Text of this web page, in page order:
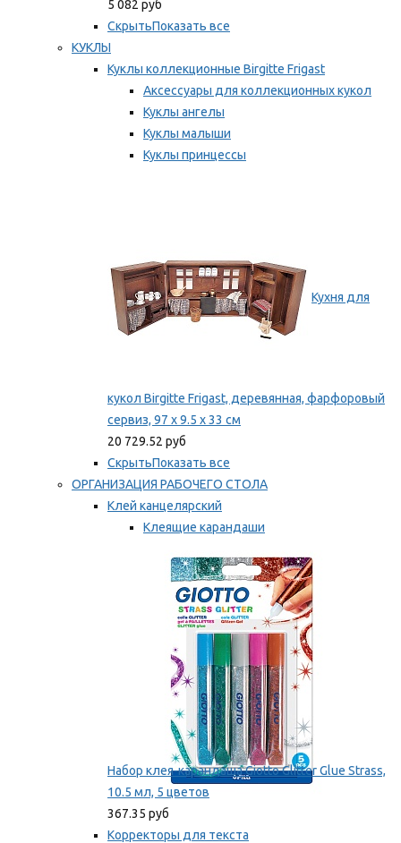
5 082 руб
СкрытьПоказать все
КУКЛЫ
Куклы коллекционные Birgitte Frigast
Аксессуары для коллекционных кукол
Куклы ангелы
Куклы малыши
Куклы принцессы
Кухня для
кукол Birgitte Frigast, деревянная, фарфоровый
сервиз, 97 x 9.5 x 33 см
20 729.52 руб
СкрытьПоказать все
ОРГАНИЗАЦИЯ РАБОЧЕГО СТОЛА
Клей канцелярский
Клеящие карандаши
Мы рекомендуем
Набор клея-карандаша Giotto Glitter Glue Strass,
10.5 мл, 5 цветов
367.35 руб
Корректоры для текста